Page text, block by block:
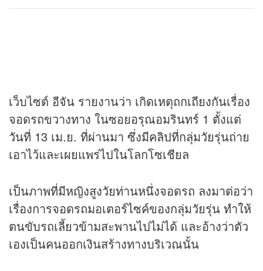
เว็บไซต์ อีจัน รายงานว่า เกิดเหตุถกเถียงกันเรื่อง
จอดรถขวางทาง ในซอยอรุณอมรินทร์ 1 ตั้งแต่
วันที่ 13 เม.ย. ที่ผ่านมา ซึ่งมีคลิปที่กลุ่มวัยรุ่นถ่าย
เอาไว้และเผยแพร่ไปในโลกโซเชียล
เป็นภาพที่มีหญิงสูงวัยท่านหนึ่งจอดรถ ลงมาต่อว่า
เรื่องการจอดรถมอเตอร์ไซค์ของกลุ่มวัยรุ่น ทำให้
ตนขับรถเลี้ยวข้ามสะพานไปไม่ได้ และอ้างว่าตัว
เองเป็นคนออกเงินสร้างทางบริเวณนั้น